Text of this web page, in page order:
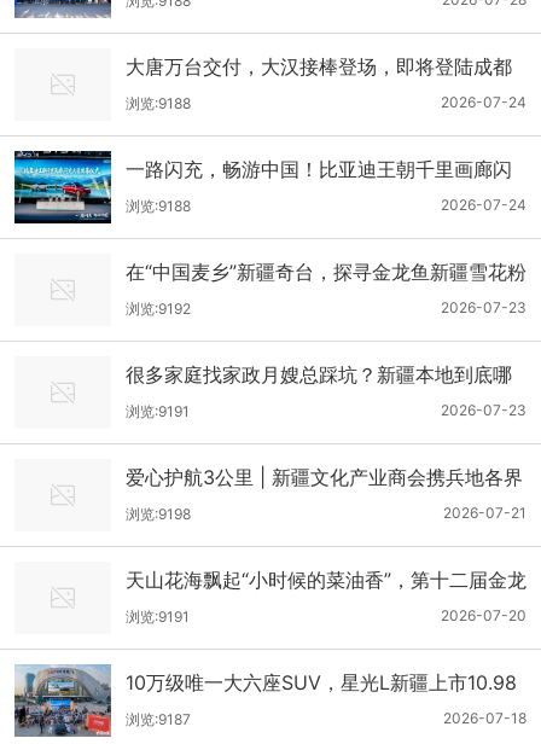
大唐万台交付，大汉接棒登场，即将登陆成都
车展
2026-07-24
浏览:9188
一路闪充，畅游中国！比亚迪王朝千里画廊闪
充大道正式落成，开启北疆新能源自驾游新时
代
2026-07-24
浏览:9188
在“中国麦乡”新疆奇台，探寻金龙鱼新疆雪花粉
的好源头！
2026-07-23
浏览:9192
很多家庭找家政月嫂总踩坑？新疆本地到底哪
家月嫂公司靠谱？
2026-07-23
浏览:9191
爱心护航3公里 | 新疆文化产业商会携兵地各界
共办残健融合迷你马拉松
2026-07-21
浏览:9198
天山花海飘起“小时候的菜油香”，第十二届金龙
鱼外婆乡小榨菜籽油菜花节圆满落幕
2026-07-20
浏览:9191
10万级唯一大六座SUV，星光L新疆上市10.98
万起
2026-07-18
浏览:9187